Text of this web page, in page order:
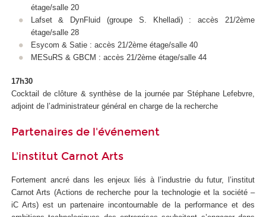
étage/salle 20
Lafset & DynFluid (groupe S. Khelladi) : accès 21/2ème
étage/salle 28
Esycom & Satie : accès 21/2ème étage/salle 40
MESuRS & GBCM : accès 21/2ème étage/salle 44
17h30
Cocktail de clôture & synthèse de la journée par Stéphane Lefebvre,
adjoint de l’administrateur général en charge de la recherche
Partenaires de l'événement
L'institut Carnot Arts
Fortement ancré dans les enjeux liés à l’industrie du futur, l’institut
Carnot Arts (Actions de recherche pour la technologie et la société –
iC Arts) est un partenaire incontournable de la performance et des